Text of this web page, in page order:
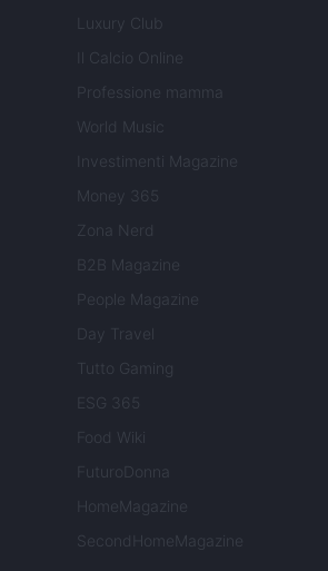
Luxury Club
Il Calcio Online
Professione mamma
World Music
Investimenti Magazine
Money 365
Zona Nerd
B2B Magazine
People Magazine
Day Travel
Tutto Gaming
ESG 365
Food Wiki
FuturoDonna
HomeMagazine
SecondHomeMagazine